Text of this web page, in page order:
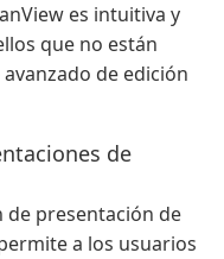
es intuitiva y
que no están
de edición
de
de presentación de
a los usuarios